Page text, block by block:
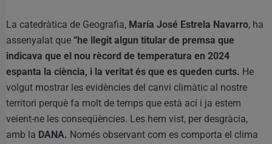
La catedràtica de Geografia, María José Estrela Navarro, ha
assenyalat que “he llegit algun titular de premsa que
indicava que el nou rècord de temperatura en 2024
espanta la ciència, i la veritat és que es queden curts. He
volgut mostrar les evidències del canvi climàtic al nostre
territori perquè fa molt de temps que està ací i ja estem
veient-ne les conseqüències. Les hem vist, per desgràcia,
amb la DANA. Només observant com es comporta el clima